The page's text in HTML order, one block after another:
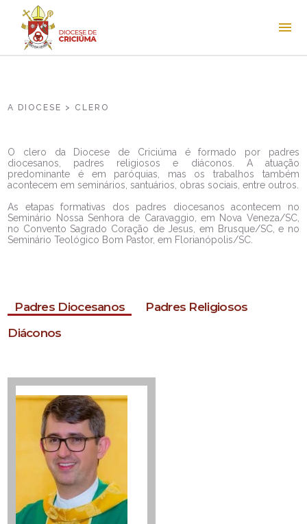
A DIOCESE > CLERO
O clero da Diocese de Criciúma é formado por padres
diocesanos, padres religiosos e diáconos. A atuação
predominante é em paróquias, mas os trabalhos também
acontecem em seminários, santuários, obras sociais, entre outros.
As etapas formativas dos padres diocesanos acontecem no
Seminário Nossa Senhora de Caravaggio, em Nova Veneza/SC,
no Convento Sagrado Coração de Jesus, em Brusque/SC, e no
Seminário Teológico Bom Pastor, em Florianópolis/SC.
Padres Diocesanos
Padres Religiosos
Diáconos